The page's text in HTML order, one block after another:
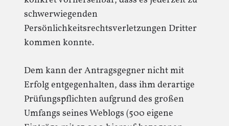
schwerwiegenden
Persönlichkeitsrechtsverletzungen Dritter
kommen konnte.
Dem kann der Antragsgegner nicht mit
Erfolg entgegenhalten, dass ihm derartige
Prüfungspflichten aufgrund des großen
Umfangs seines Weblogs (500 eigene